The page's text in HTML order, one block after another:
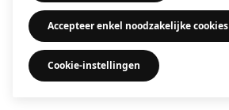
Accepteer enkel noodzakelijke cookies
Cookie-instellingen